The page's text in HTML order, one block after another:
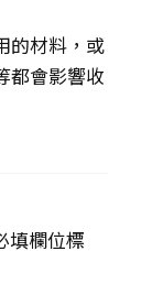
的材料，或
都會影響收
填欄位標